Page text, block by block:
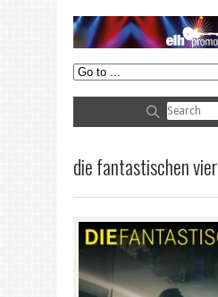
die fantastischen vier